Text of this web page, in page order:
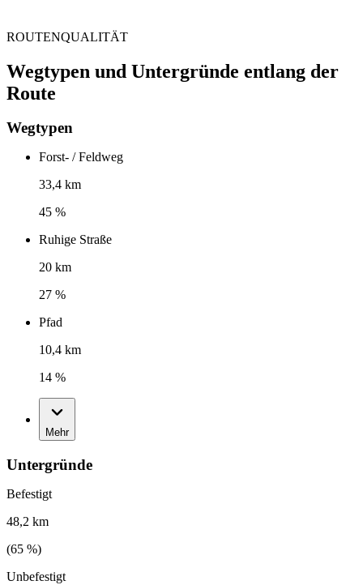
ROUTENQUALITÄT
Wegtypen und Untergründe entlang der
Route
Wegtypen
Forst- / Feldweg
33,4 km
45 %
Ruhige Straße
20 km
27 %
Pfad
10,4 km
14 %
Mehr
Untergründe
Befestigt
48,2 km
(65 %)
Unbefestigt